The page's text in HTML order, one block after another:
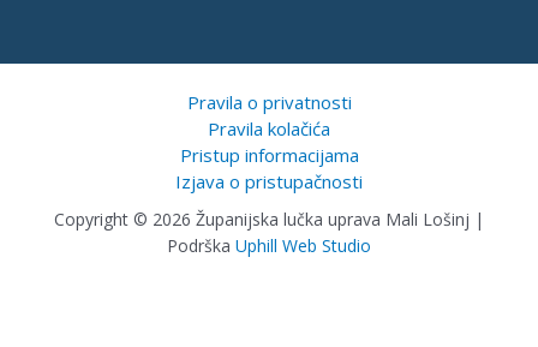
Pravila o privatnosti
Pravila kolačića
Pristup informacijama
Izjava o pristupačnosti
Copyright © 2026 Županijska lučka uprava Mali Lošinj |
Podrška Uphill Web Studio